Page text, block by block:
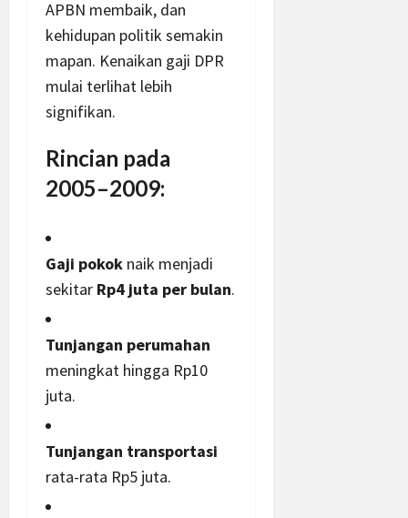
APBN membaik, dan
kehidupan politik semakin
mapan. Kenaikan gaji DPR
mulai terlihat lebih
signifikan.
Rincian pada
2005–2009:
Gaji pokok naik menjadi
sekitar Rp4 juta per bulan.
Tunjangan perumahan
meningkat hingga Rp10
juta.
Tunjangan transportasi
rata-rata Rp5 juta.